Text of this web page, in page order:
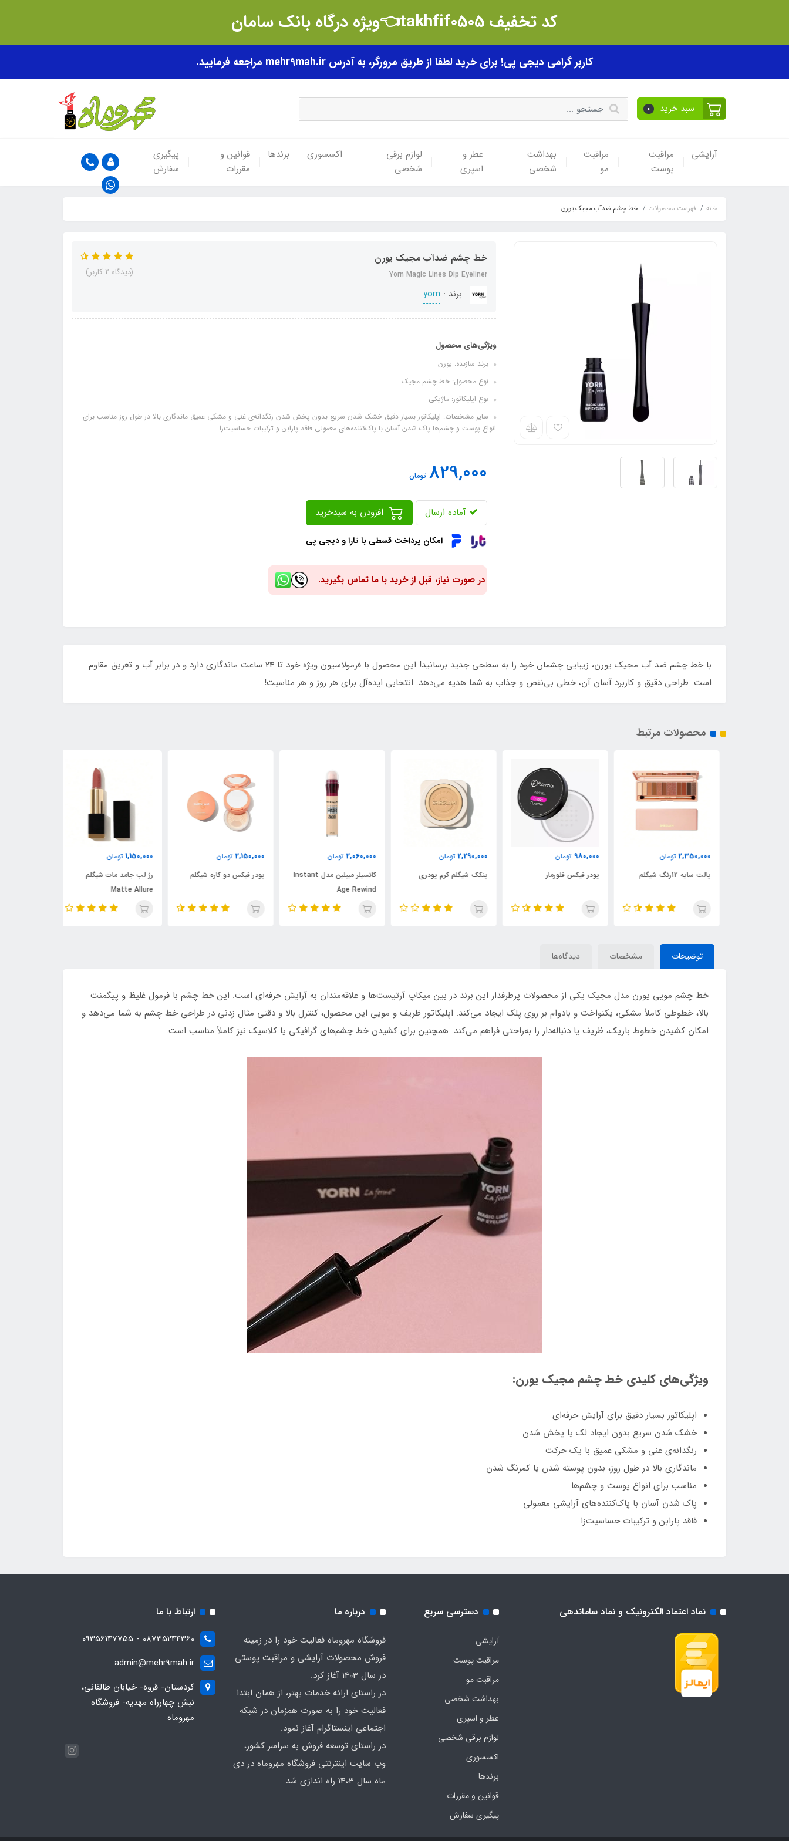
کد تخفیف takhfif0505👈ویژه درگاه بانک سامان
کاربر گرامی دیجی پی! برای خرید لطفا از طریق مرورگر، به آدرس mehr9mah.ir مراجعه فرمایید.
سبد خرید 0
آرایشی
مراقبت
پوست
مراقبت
مو
بهداشت
شخصی
عطر و
اسپری
لوازم برقی
شخصی
اکسسوری برندها
قوانین و
مقررات
پیگیری
سفارش
خانه فهرست محصولات خط چشم ضدآب مجیک یورن
خط چشم ضدآب مجیک یورن
Yorn Magic Lines Dip Eyeliner
برند : yorn
(دیدگاه 2 کاربر)
ویژگی‌های محصول
برند سازنده: یورن
نوع محصول: خط چشم مجیک
نوع اپلیکاتور: ماژیکی
سایر مشخصات: اپلیکاتور بسیار دقیق خشک شدن سریع بدون پخش شدن رنگدانه‌ی غنی و مشکی عمیق ماندگاری بالا در طول روز مناسب برای
انواع پوست و چشم‌ها پاک شدن آسان با پاک‌کننده‌های معمولی فاقد پارابن و ترکیبات حساسیت‌زا
829,000 تومان
آماده ارسال
امکان پرداخت قسطی با تارا و دیجی پی
در صورت نیاز، قبل از خرید با ما تماس بگیرید.
با خط چشم ضد آب مجیک یورن، زیبایی چشمان خود را به سطحی جدید برسانید! این محصول با فرمولاسیون ویژه خود تا 24 ساعت ماندگاری دارد و در برابر آب و تعریق مقاوم
است. طراحی دقیق و کاربرد آسان آن، خطی بی‌نقص و جذاب به شما هدیه می‌دهد. انتخابی ایده‌آل برای هر روز و هر مناسبت!
محصولات مرتبط
2,350,000 تومان
پالت سایه 12رنگ شیگلم
980,000 تومان
پودر فیکس فلورمار
2,290,000 تومان
پنکک شیگلم کرم پودری
2,060,000 تومان
کانسیلر میبلین مدل Instant
Age Rewind
2,150,000 تومان
پودر فیکس دو کاره شیگلم
1,150,000 تومان
رژ لب جامد مات شیگلم
Matte Allure
توضیحات مشخصات دیدگاه‌ها
خط چشم مویی یورن مدل مجیک یکی از محصولات پرطرفدار این برند در بین میکاپ‌ آرتیست‌ها و علاقه‌مندان به آرایش حرفه‌ای است. این خط چشم با فرمول غلیظ و پیگمنت
بالا، خطوطی کاملاً مشکی، یکنواخت و بادوام بر روی پلک ایجاد می‌کند. اپلیکاتور ظریف و مویی این محصول، کنترل بالا و دقتی مثال‌ زدنی در طراحی خط چشم به شما می‌دهد و
امکان کشیدن خطوط باریک، ظریف یا دنباله‌دار را به‌راحتی فراهم می‌کند. همچنین برای کشیدن خط چشم‌های گرافیکی یا کلاسیک نیز کاملاً مناسب است.
ویژگی‌های کلیدی خط چشم مجیک یورن:
اپلیکاتور بسیار دقیق برای آرایش حرفه‌ای
خشک شدن سریع بدون ایجاد لک یا پخش شدن
رنگدانه‌ی غنی و مشکی عمیق با یک حرکت
ماندگاری بالا در طول روز، بدون پوسته شدن یا کمرنگ شدن
مناسب برای انواع پوست و چشم‌ها
پاک شدن آسان با پاک‌کننده‌های آرایشی معمولی
فاقد پارابن و ترکیبات حساسیت‌زا
نماد اعتماد الکترونیک و نماد ساماندهی دسترسی سریع
آرایشی
مراقبت پوست
مراقبت مو
بهداشت شخصی
عطر و اسپری
لوازم برقی شخصی
اکسسوری
برندها
قوانین و مقررات
پیگیری سفارش
درباره ما
فروشگاه مهروماه فعالیت خود را در زمینه
فروش محصولات آرایشی و مراقبت پوستی
در سال 1403 آغاز کرد.
در راستای ارائه خدمات بهتر، از همان ابتدا
فعالیت خود را به صورت همزمان در شبکه
اجتماعی اینستاگرام آغاز نمود.
در راستای توسعه فروش به سراسر کشور،
وب سایت اینترنتی فروشگاه مهروماه در دی
ماه سال 1403 راه اندازی شد.
ارتباط با ما
08735244360 - 09356147755
admin@mehr9mah.ir
کردستان- قروه- خیابان طالقانی،
نبش چهارراه مهدیه- فروشگاه
مهروماه